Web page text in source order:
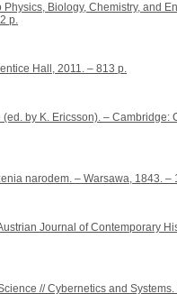
Biology, Chemistry, and
p.
Hall, 2011. – 813 p.
by K. Ericsson). – Cambridge:
narodem. – Warsawa, 1843. –
Journal of Contemporary
// Cybernetics and Systems.